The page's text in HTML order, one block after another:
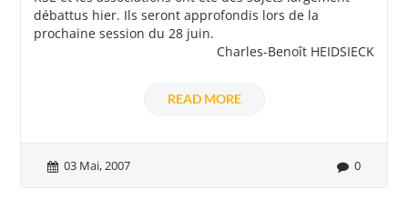
débattus hier. Ils seront approfondis lors de la
prochaine session du 28 juin.
Charles-Benoît HEIDSIECK
READ MORE
03 Mai, 2007 0